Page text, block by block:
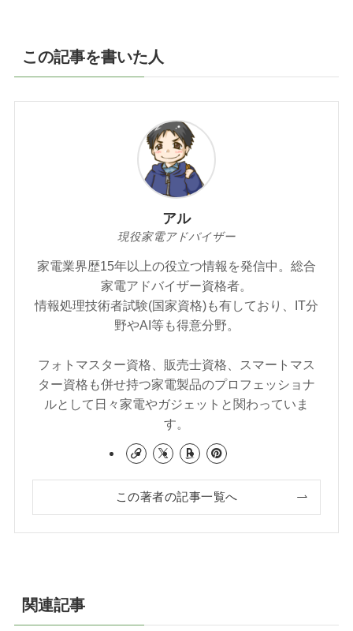
この記事を書いた人
アル
現役家電アドバイザー
家電業界歴15年以上の役立つ情報を発信中。総合
家電アドバイザー資格者。
情報処理技術者試験(国家資格)も有しており、IT分
野やAI等も得意分野。
フォトマスター資格、販売士資格、スマートマス
ター資格も併せ持つ家電製品のプロフェッショナ
ルとして日々家電やガジェットと関わっていま
す。
この著者の記事一覧へ
関連記事